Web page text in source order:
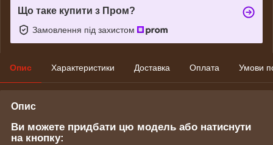
Що таке купити з Пром?
Замовлення під захистом
Опис Характеристики Доставка Оплата Умови
Опис
Ви можете придбати цю модель або натиснути
на кнопку: